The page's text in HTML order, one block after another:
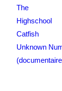
Unknown